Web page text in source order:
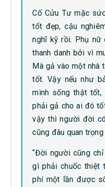
Cố Cửu Tư mặc
tốt đẹp, cậu
nghĩ kỹ rồi. Phụ nữ
thanh danh bởi vì
Mà gả vào một nhà
tốt. Vậy nếu như
mình sống thật tốt,
phải gả cho ai đó
vậy thì người đời
cũng đâu quan
“Đời người cũng
gì phải chuốc thiệt
phí một lần được